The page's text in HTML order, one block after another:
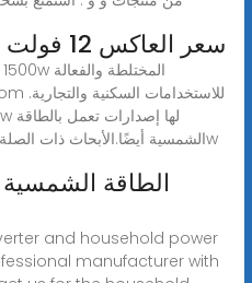
سعر العاكس 12 فولت 220 فولت 1500 واط
الشمسية أيضًا.الأبحاث ذات الصلة: عكس 220 فولت 1500 واط 100w
الطاقة
and household power
manufacturer with